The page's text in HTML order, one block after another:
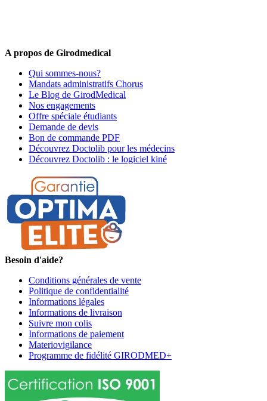
A propos de Girodmedical
Qui sommes-nous?
Mandats administratifs Chorus
Le Blog de GirodMedical
Nos engagements
Offre spéciale étudiants
Demande de devis
Bon de commande PDF
Découvrez Doctolib pour les médecins
Découvrez Doctolib : le logiciel kiné
Besoin d'aide?
Conditions générales de vente
Politique de confidentialité
Informations légales
Informations de livraison
Suivre mon colis
Informations de paiement
Materiovigilance
Programme de fidélité GIRODMED+